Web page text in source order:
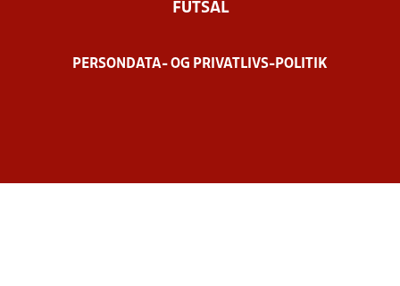
FUTSAL
PERSONDATA- OG PRIVATLIVS-POLITIK